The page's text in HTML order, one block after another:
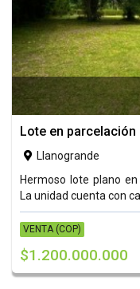
Lote en parcelación
 Llanogrande
Hermoso lote plano
La unidad cuenta con
VENTA (COP)
$1.200.000.000